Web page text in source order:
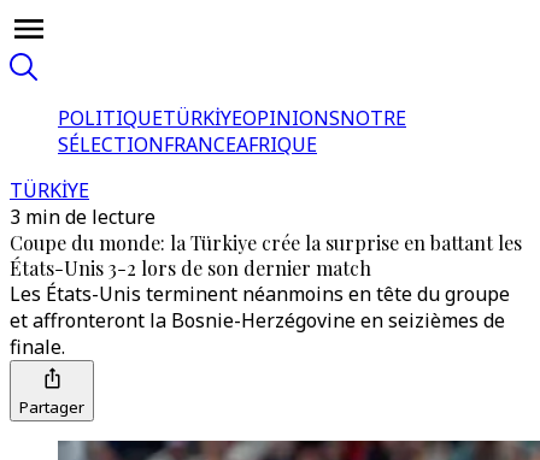
POLITIQUETÜRKİYEOPINIONSNOTRE
SÉLECTIONFRANCEAFRIQUE
TÜRKİYE
3 min de lecture
Coupe du monde: la Türkiye crée la surprise en battant les
États-Unis 3-2 lors de son dernier match
Les États-Unis terminent néanmoins en tête du groupe
et affronteront la Bosnie-Herzégovine en seizièmes de
finale.
Partager